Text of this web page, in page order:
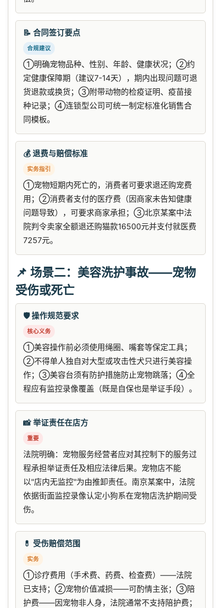
📝 合同签订要点
合规建议
①明确宠物品种、性别、年龄、健康状况；②约
定健康保障期（建议7-14天），期内出现问题可退
货退款或换货；③附带动物的检疫证明、疫苗接
种记录；④连锁型公司可统一制定标准化销售合
同模板。
💰 退费与赔偿标准
实务指引
①宠物短期内死亡的，消费者可要求退还购宠费
用；②消费者支付的医疗费（因商家未告知健康
问题导致），可要求商家承担；③北京某案中法
院判令卖家全额退还购猫款16500元并支付就医费
7257元。
📌 场景二：美容洗护事故——宠物
受伤或死亡
🛡️ 操作规范要求
核心义务
①美容操作前必须使用绳圈、嘴套等保定工具；
②不得单人独自对大型或攻击性犬只进行美容操
作；③美容台须有防护措施防止宠物跳落；④全
程应有监控录像覆盖（既是自保也是举证手段）。
📸 举证责任在店方
重要
法院明确：宠物服务经营者应对其控制下的服务过
程承担举证责任及相应法律后果。宠物店不能
以"店内无监控"为由推卸责任。南京某案中，法院
依据街面监控录像认定小狗系在宠物店洗护期间受
伤。
💊 受伤赔偿范围
实务
①诊疗费用（手术费、药费、检查费）——法院
已支持；②宠物价值减损——可酌情主张；③陪
护费——因宠物非人身，法院通常不支持陪护费；